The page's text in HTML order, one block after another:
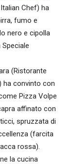
Chef) ha
fumo e
nero e cipolla
(Ristorante
ha convinto con
Pizza Volpe
affinato con
spruzzata di
(farcita
rossa).
la cucina